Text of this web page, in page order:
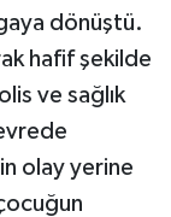
dönüştü.
hafif şekilde
ve sağlık
olay yerine